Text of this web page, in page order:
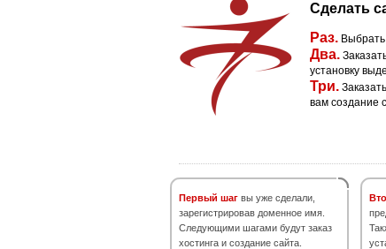
Сделать
Раз. Выбрать
Два.
установку
Три.
вам создание
Первый шаг вы уже сделали,
зарегистрировав доменное имя.
Следующими шагами будут заказ
хостинга и создание сайта.